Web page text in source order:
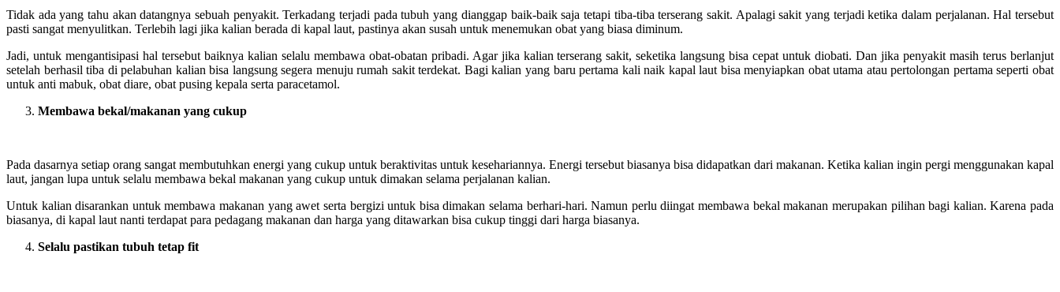
Tidak ada yang tahu akan datangnya sebuah penyakit. Terkadang terjadi pada tubuh yang dianggap baik-baik saja tetapi tiba-tiba terserang sakit. Apalagi sakit yang terjadi ketika dalam perjalanan. Hal tersebut
pasti sangat menyulitkan. Terlebih lagi jika kalian berada di kapal laut, pastinya akan susah untuk menemukan obat yang biasa diminum.
Jadi, untuk mengantisipasi hal tersebut baiknya kalian selalu membawa obat-obatan pribadi. Agar jika kalian terserang sakit, seketika langsung bisa cepat untuk diobati. Dan jika penyakit masih terus berlanjut
setelah berhasil tiba di pelabuhan kalian bisa langsung segera menuju rumah sakit terdekat. Bagi kalian yang baru pertama kali naik kapal laut bisa menyiapkan obat utama atau pertolongan pertama seperti obat
untuk anti mabuk, obat diare, obat pusing kepala serta paracetamol.
Membawa bekal/makanan yang cukup
Pada dasarnya setiap orang sangat membutuhkan energi yang cukup untuk beraktivitas untuk kesehariannya. Energi tersebut biasanya bisa didapatkan dari makanan. Ketika kalian ingin pergi menggunakan kapal
laut, jangan lupa untuk selalu membawa bekal makanan yang cukup untuk dimakan selama perjalanan kalian.
Untuk kalian disarankan untuk membawa makanan yang awet serta bergizi untuk bisa dimakan selama berhari-hari. Namun perlu diingat membawa bekal makanan merupakan pilihan bagi kalian. Karena pada
biasanya, di kapal laut nanti terdapat para pedagang makanan dan harga yang ditawarkan bisa cukup tinggi dari harga biasanya.
Selalu pastikan tubuh tetap fit